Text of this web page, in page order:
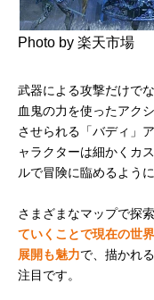
Photo by 楽天市場
武器による攻撃だけで
血鬼の力を使ったアク
させられる「バディ」
ャラクターは細かくカ
ルで冒険に臨めるよう
さまざまなマップで探
ていくことで現在の世
展開も魅力で、描かれ
注目です。